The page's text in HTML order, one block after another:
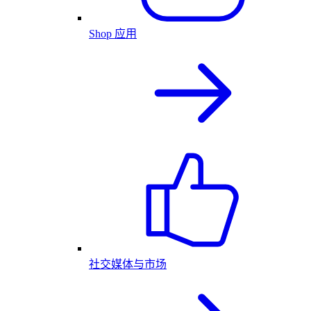
Shop 应用
社交媒体与市场